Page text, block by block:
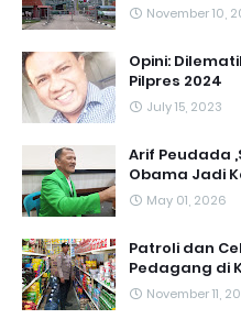
November 10,
Opini:
Pilpres 2024
July 15, 2023
Arif Peudada
Obama Jadi
May 01, 2026
Patroli dan
Pedagang di
November 11,